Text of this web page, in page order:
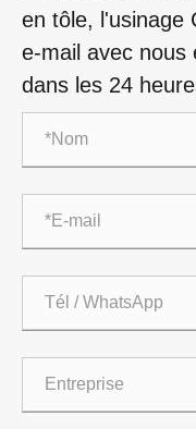
en tôle, l'usinage
e-mail avec nous
dans les 24